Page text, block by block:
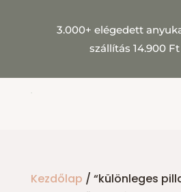
3.000+ elégedett
szállítás 14.900
Kezdőlap / “különleges